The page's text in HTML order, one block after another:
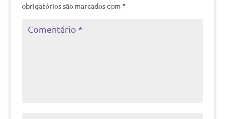
obrigatórios são marcados com *